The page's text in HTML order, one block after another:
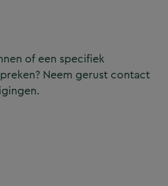
of een specifiek
Neem gerust contact